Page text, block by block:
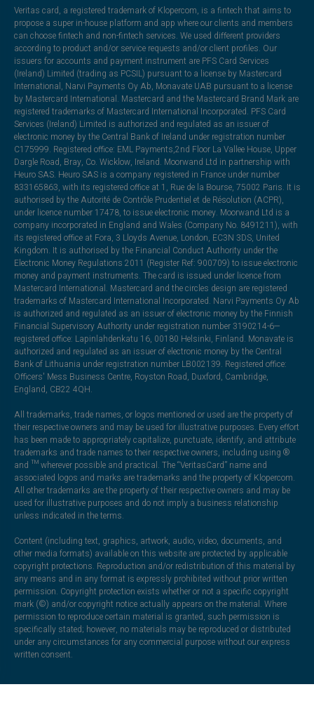
Veritas card, a registered trademark of Klopercom, is a fintech that aims to
propose a super in-house platform and app where our clients and members
can choose fintech and non-fintech services. We used different providers
according to product and/or service requests and/or client profiles. Our
issuers for accounts and payment instrument are PFS Card Services
(Ireland) Limited (trading as PCSIL) pursuant to a license by Mastercard
International, Narvi Payments Oy Ab, Monavate UAB pursuant to a license
by Mastercard International. Mastercard and the Mastercard Brand Mark are
registered trademarks of Mastercard International Incorporated. PFS Card
Services (Ireland) Limited is authorized and regulated as an issuer of
electronic money by the Central Bank of Ireland under registration number
C175999. Registered office: EML Payments,2nd Floor La Vallee House, Upper
Dargle Road, Bray, Co. Wicklow, Ireland. Moorwand Ltd in partnership with
Heuro SAS. Heuro SAS is a company registered in France under number
833165863, with its registered office at 1, Rue de la Bourse, 75002 Paris. It is
authorised by the Autorité de Contrôle Prudentiel et de Résolution (ACPR),
under licence number 17478, to issue electronic money. Moorwand Ltd is a
company incorporated in England and Wales (Company No. 8491211), with
its registered office at Fora, 3 Lloyds Avenue, London, EC3N 3DS, United
Kingdom. It is authorised by the Financial Conduct Authority under the
Electronic Money Regulations 2011 (Register Ref: 900709) to issue electronic
money and payment instruments. The card is issued under licence from
Mastercard International. Mastercard and the circles design are registered
trademarks of Mastercard International Incorporated. Narvi Payments Oy Ab
is authorized and regulated as an issuer of electronic money by the Finnish
Financial Supervisory Authority under registration number 3190214-6—
registered office: Lapinlahdenkatu 16, 00180 Helsinki, Finland. Monavate is
authorized and regulated as an issuer of electronic money by the Central
Bank of Lithuania under registration number LB002139. Registered office:
Officers' Mess Business Centre, Royston Road, Duxford, Cambridge,
England, CB22 4QH.
All trademarks, trade names, or logos mentioned or used are the property of
their respective owners and may be used for illustrative purposes. Every effort
has been made to appropriately capitalize, punctuate, identify, and attribute
trademarks and trade names to their respective owners, including using ®
and ™ wherever possible and practical. The “VeritasCard” name and
associated logos and marks are trademarks and the property of Klopercom.
All other trademarks are the property of their respective owners and may be
used for illustrative purposes and do not imply a business relationship
unless indicated in the terms.
Content (including text, graphics, artwork, audio, video, documents, and
other media formats) available on this website are protected by applicable
copyright protections. Reproduction and/or redistribution of this material by
any means and in any format is expressly prohibited without prior written
permission. Copyright protection exists whether or not a specific copyright
mark (©) and/or copyright notice actually appears on the material. Where
permission to reproduce certain material is granted, such permission is
specifically stated; however, no materials may be reproduced or distributed
under any circumstances for any commercial purpose without our express
written consent.